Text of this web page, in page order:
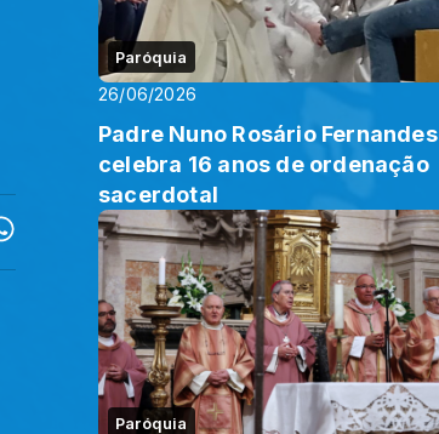
Paróquia
26/06/2026
Padre Nuno Rosário Fernandes
celebra 16 anos de ordenação
sacerdotal
Paróquia